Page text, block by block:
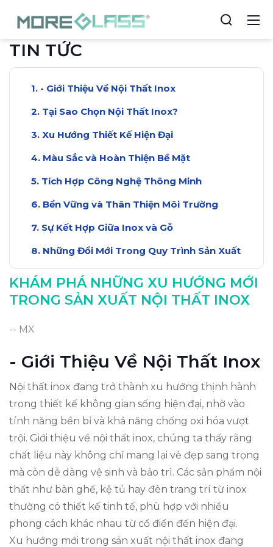
TIN TỨC
- Giới Thiệu Về Nội Thất Inox
Tại Sao Chọn Nội Thất Inox?
Xu Hướng Thiết Kế Hiện Đại
Màu Sắc và Hoàn Thiện Bề Mặt
Tích Hợp Công Nghệ Thông Minh
Bền Vững và Thân Thiện Môi Trường
Sự Kết Hợp Giữa Inox và Gỗ
Những Đổi Mới Trong Quy Trình Sản Xuất
Lợi Ích Của Nội Thất Inox Mới
Kết Luận Về Xu Hướng Nội Thất
KHÁM PHÁ NHỮNG XU HƯỚNG MỚI
TRONG SẢN XUẤT NỘI THẤT INOX
-- MX
- Giới Thiệu Về Nội Thất Inox
Nội thất inox đang trở thành xu hướng thịnh hành
trong thiết kế không gian sống hiện đại, nhờ vào
tính năng bền bỉ và khả năng chống oxi hóa vượt
trội. Giới thiệu về nội thất inox, chúng ta thấy rằng
chất liệu này không chỉ mang lại vẻ đẹp sang trọng
mà còn dễ dàng vệ sinh và bảo trì. Các sản phẩm nội
thất như bàn ghế, kệ tủ hay đèn trang trí từ inox
thường có thiết kế tinh tế, phù hợp với nhiều
phong cách khác nhau từ cổ điển đến hiện đại.
Xu hướng mới trong sản xuất nội thất inox đang